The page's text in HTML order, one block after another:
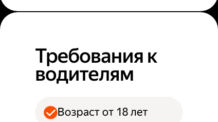
Требования к
водителям
Возраст от 18 лет